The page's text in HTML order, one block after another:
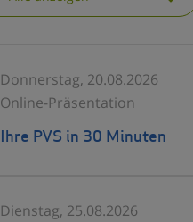
Donnerstag, 20.08.2026
Online-Präsentation
Ihre PVS in 30 Minuten
Dienstag, 25.08.2026